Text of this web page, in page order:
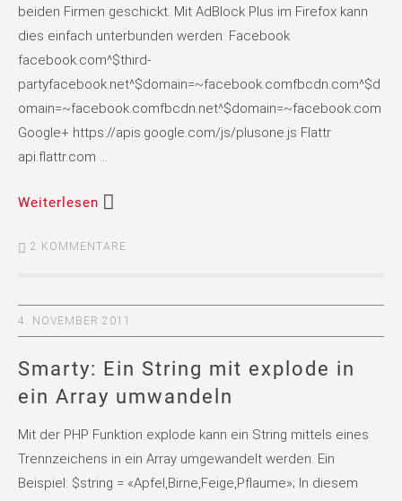
beiden Firmen geschickt. Mit AdBlock Plus im Firefox kann
dies einfach unterbunden werden: Facebook
facebook.com^$third-
partyfacebook.net^$domain=~facebook.comfbcdn.com^$d
omain=~facebook.comfbcdn.net^$domain=~facebook.com
Google+ https://apis.google.com/js/plusone.js Flattr
api.flattr.com …
Weiterlesen
2 KOMMENTARE
4. NOVEMBER 2011
Smarty: Ein String mit explode in
ein Array umwandeln
Mit der PHP Funktion explode kann ein String mittels eines
Trennzeichens in ein Array umgewandelt werden. Ein
Beispiel: $string = «Apfel,Birne,Feige,Pflaume»; In diesem